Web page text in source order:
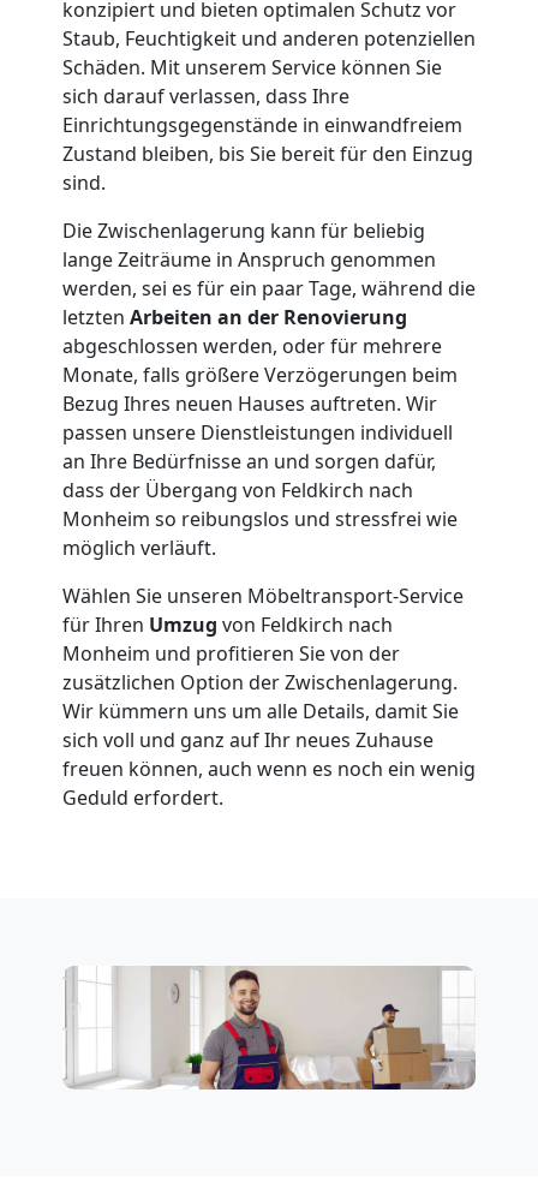
konzipiert und bieten optimalen Schutz vor
Staub, Feuchtigkeit und anderen potenziellen
Schäden. Mit unserem Service können Sie
sich darauf verlassen, dass Ihre
Einrichtungsgegenstände in einwandfreiem
Zustand bleiben, bis Sie bereit für den Einzug
sind.
Die Zwischenlagerung kann für beliebig
lange Zeiträume in Anspruch genommen
werden, sei es für ein paar Tage, während die
letzten Arbeiten an der Renovierung
abgeschlossen werden, oder für mehrere
Monate, falls größere Verzögerungen beim
Bezug Ihres neuen Hauses auftreten. Wir
passen unsere Dienstleistungen individuell
an Ihre Bedürfnisse an und sorgen dafür,
dass der Übergang von Feldkirch nach
Monheim so reibungslos und stressfrei wie
möglich verläuft.
Wählen Sie unseren Möbeltransport-Service
für Ihren Umzug von Feldkirch nach
Monheim und profitieren Sie von der
zusätzlichen Option der Zwischenlagerung.
Wir kümmern uns um alle Details, damit Sie
sich voll und ganz auf Ihr neues Zuhause
freuen können, auch wenn es noch ein wenig
Geduld erfordert.